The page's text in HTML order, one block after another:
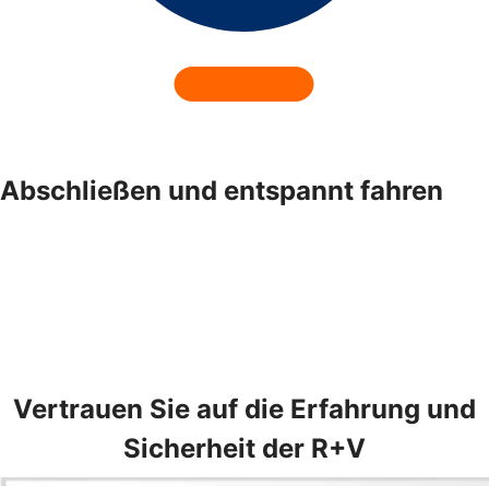
Abschließen und entspannt fahren
Vertrauen Sie auf die Erfahrung und
Sicherheit der R+V